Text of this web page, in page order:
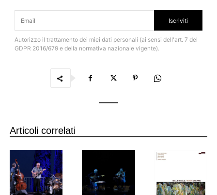
Iscriviti
Autorizzo il trattamento dei miei dati personali (ai sensi dell'art. 7 del
GDPR 2016/679 e della normativa nazionale vigente).
Articoli correlati